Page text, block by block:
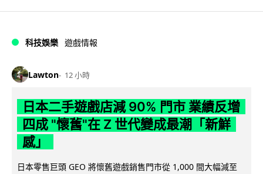
科技娛樂 遊戲情報
Lawton 12 小時
日本二手遊戲店減 90% 門市 業績反增
四成 "懷舊"在 Z 世代變成最潮「新鮮
感」
日本零售巨頭 GEO 將懷舊遊戲銷售門市從 1,000 間大幅減至